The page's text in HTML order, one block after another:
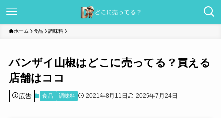
ホーム 食品 調味料
バンザイ山椒はどこに売ってる？買える
店舗はココ
広告 食品 調味料 2021年8月11日 2025年7月24日